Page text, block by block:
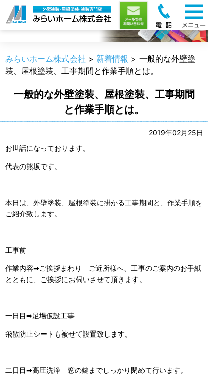
新着情報
みらいホーム株式会社 > 新着情報 > 一般的な外壁塗
装、屋根塗装、工事期間と作業手順とは。
一般的な外壁塗装、屋根塗装、工事期間
と作業手順とは。
2019年02月25日
お世話になっております。
代表の熊坂です。
本日は、外壁塗装、屋根塗装に掛かる工事期間と、作業手順を
ご紹介致します。
工事前
作業内容➡ご挨拶まわり ご近所様へ、工事のご案内のお手紙
とともに、ご挨拶にお伺いさせて頂きます。
一日目➡足場仮設工事
飛散防止シートも被せて設置致します。
二日目➡高圧洗浄 窓の鍵までしっかり閉めて行います。